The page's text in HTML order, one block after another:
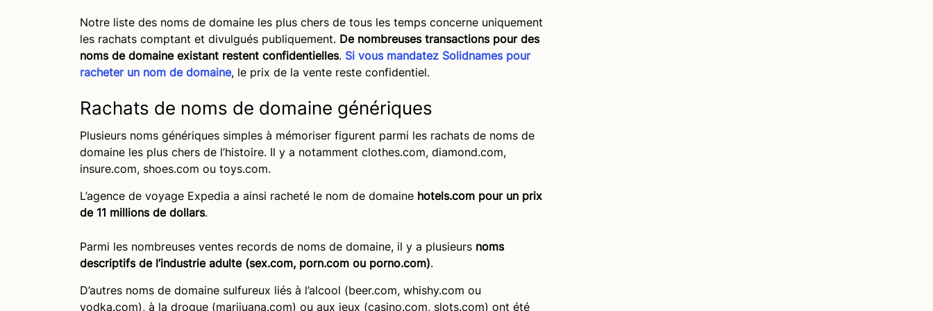
Notre liste des noms de domaine les plus chers de tous les temps concerne uniquement
les rachats comptant et divulgués publiquement.De nombreuses transactions pour des
noms de domaine existant restent confidentielles. Si vous mandatez Solidnames pour
racheter un nom de domaine, le prix de la vente reste confidentiel.
Rachats de noms de domaine génériques
Plusieurs noms génériques simples à mémoriser figurent parmi les rachats de noms de
domaine les plus chers de l’histoire. Il y a notamment clothes.com, diamond.com,
insure.com, shoes.com ou toys.com.
L’agence de voyage Expedia a ainsi racheté le nom de domaine hotels.com pour un prix
de 11 millions de dollars.
Parmi les nombreuses ventes records de noms de domaine, il y a plusieurs noms
descriptifs de l’industrie adulte (sex.com, porn.com ou porno.com).
D’autres noms de domaine sulfureux liés à l’alcool (beer.com, whishy.com ou
vodka.com), à la drogue (marijuana.com) ou aux jeux (casino.com, slots.com) ont été